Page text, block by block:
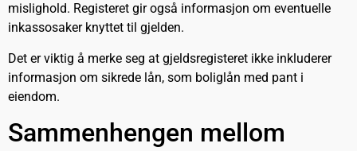
mislighold. Registeret gir også informasjon om eventuelle
inkassosaker knyttet til gjelden.
Det er viktig å merke seg at gjeldsregisteret ikke inkluderer
informasjon om sikrede lån, som boliglån med pant i
eiendom.
Sammenhengen mellom